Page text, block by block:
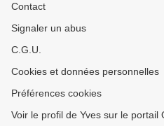
Contact
Signaler un abus
C.G.U.
Cookies et données personnelles
Préférences cookies
Voir le profil de Yves sur le portail